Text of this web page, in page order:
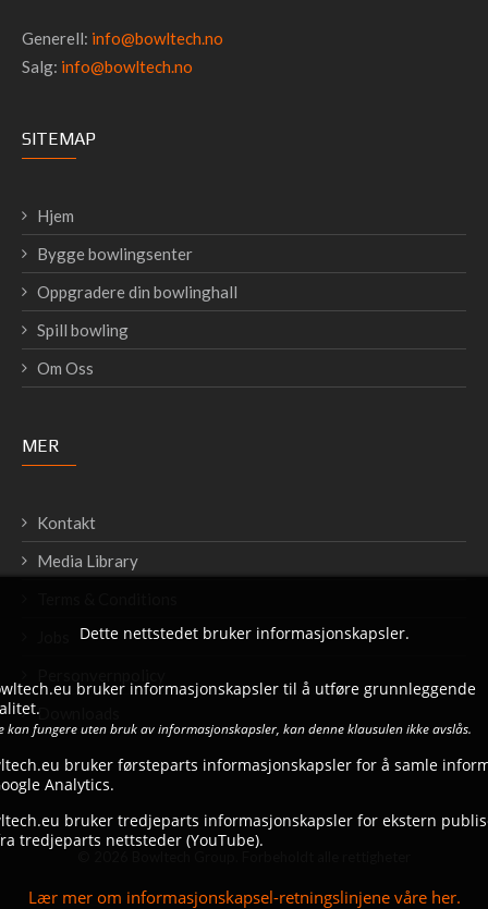
Generell: info@bowltech.no
Salg: info@bowltech.no
SITEMAP
Hjem
Bygge bowlingsenter
Oppgradere din bowlinghall
Spill bowling
Om Oss
MER
Kontakt
Media Library
Downloads
Dette nettstedet bruker informasjonskapsler.
bruker informasjonskapsler til å utføre grunnleggende
kan fungere uten bruk av informasjonskapsler, kan denne klausulen ikke avslås.
bruker førsteparts informasjonskapsler for å samle
Analytics.
bruker tredjeparts informasjonskapsler for ekstern
tredjeparts nettsteder (YouTube).
Lær mer om informasjonskapsel-retningslinjene våre her.